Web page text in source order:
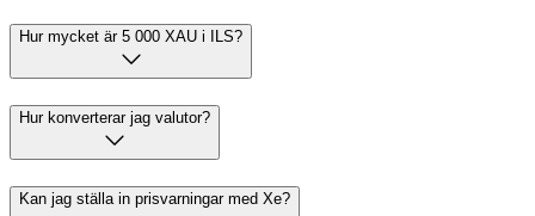
Hur mycket är 5 000 XAU i ILS?
Hur konverterar jag valutor?
Kan jag ställa in prisvarningar med Xe?